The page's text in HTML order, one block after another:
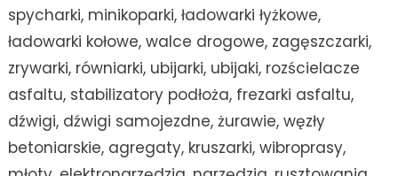
spycharki, minikoparki, ładowarki łyżkowe,
ładowarki kołowe, walce drogowe, zagęszczarki,
zrywarki, równiarki, ubijarki, ubijaki, rozścielacze
asfaltu, stabilizatory podłoża, frezarki asfaltu,
dźwigi, dźwigi samojezdne, żurawie, węzły
betoniarskie, agregaty, kruszarki, wibroprasy,